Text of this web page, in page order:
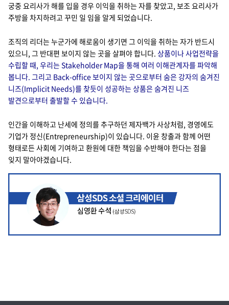
궁중 요리사가 해를 입을 경우 이익을 취하는 자를 찾았고, 보조 요리사가
주방을 차지하려고 꾸민 일 임을 알게 되었습니다.
조직의 리더는 누군가에 해로움이 생기면 그 이익을 취하는 자가 반드시
있으니, 그 반대편 보이지 않는 곳을 살펴야 합니다. 상품이나 사업전략을
수립할 때, 우리는 Stakeholder Map을 통해 여러 이해관계자를 파악해
봅니다. 그리고 Back-office 보이지 않는 곳으로부터 숨은 강자의 숨겨진
니즈(Implicit Needs)를 찾듯이 성공하는 상품은 숨겨진 니즈
발견으로부터 출발할 수 있습니다.
인간을 이해하고 난세에 정의를 추구하던 제자백가 사상처럼, 경영에도
기업가 정신(Entrepreneurship)이 있습니다. 이윤 창출과 함께 어떤
형태로든 사회에 기여하고 환원에 대한 책임을 수반해야 한다는 점을
잊지 말아야겠습니다.